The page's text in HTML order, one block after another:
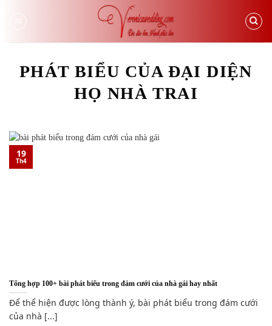
PHÁT BIỂU CỦA ĐẠI DIỆN
HỌ NHÀ TRAI
Tổng hợp 100+ bài phát biểu trong đám cưới của nhà gái hay nhất
Để thể hiện được lòng thành ý, bài phát biểu trong đám cưới
của nhà [...]
19
Th4